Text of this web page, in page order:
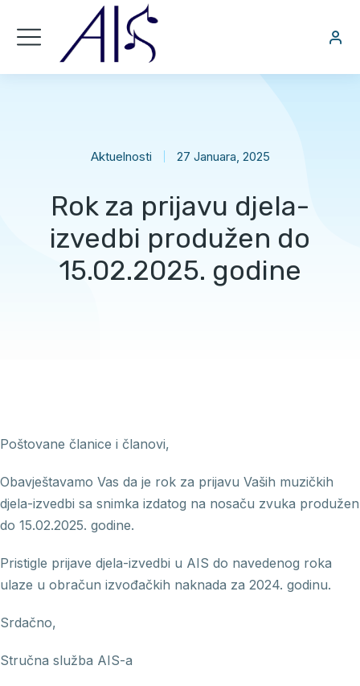
Aktuelnosti 27 Januara, 2025
Rok za prijavu djela-
izvedbi produžen do
15.02.2025. godine
Poštovane članice i članovi,
Obavještavamo Vas da je rok za prijavu Vaših muzičkih
djela-izvedbi sa snimka izdatog na nosaču zvuka produžen
do 15.02.2025. godine.
Pristigle prijave djela-izvedbi u AIS do navedenog roka
ulaze u obračun izvođačkih naknada za 2024. godinu.
Srdačno,
Stručna služba AIS-a